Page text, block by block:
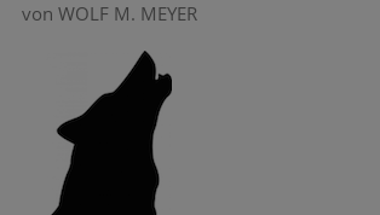
von WOLF M. MEYER